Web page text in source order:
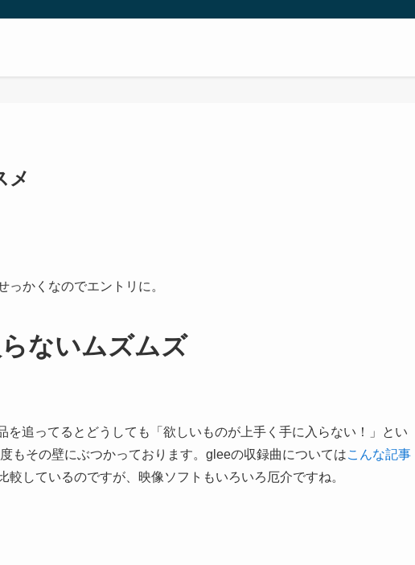
メ
っかくなのでエントリに。
ないムズムズ
を追ってるとどうしても「欲しいものが上手く手に入らない！」とい
もその壁にぶつかっております。gleeの収録曲についてはこんな記事
しているのですが、映像ソフトもいろいろ厄介ですね。